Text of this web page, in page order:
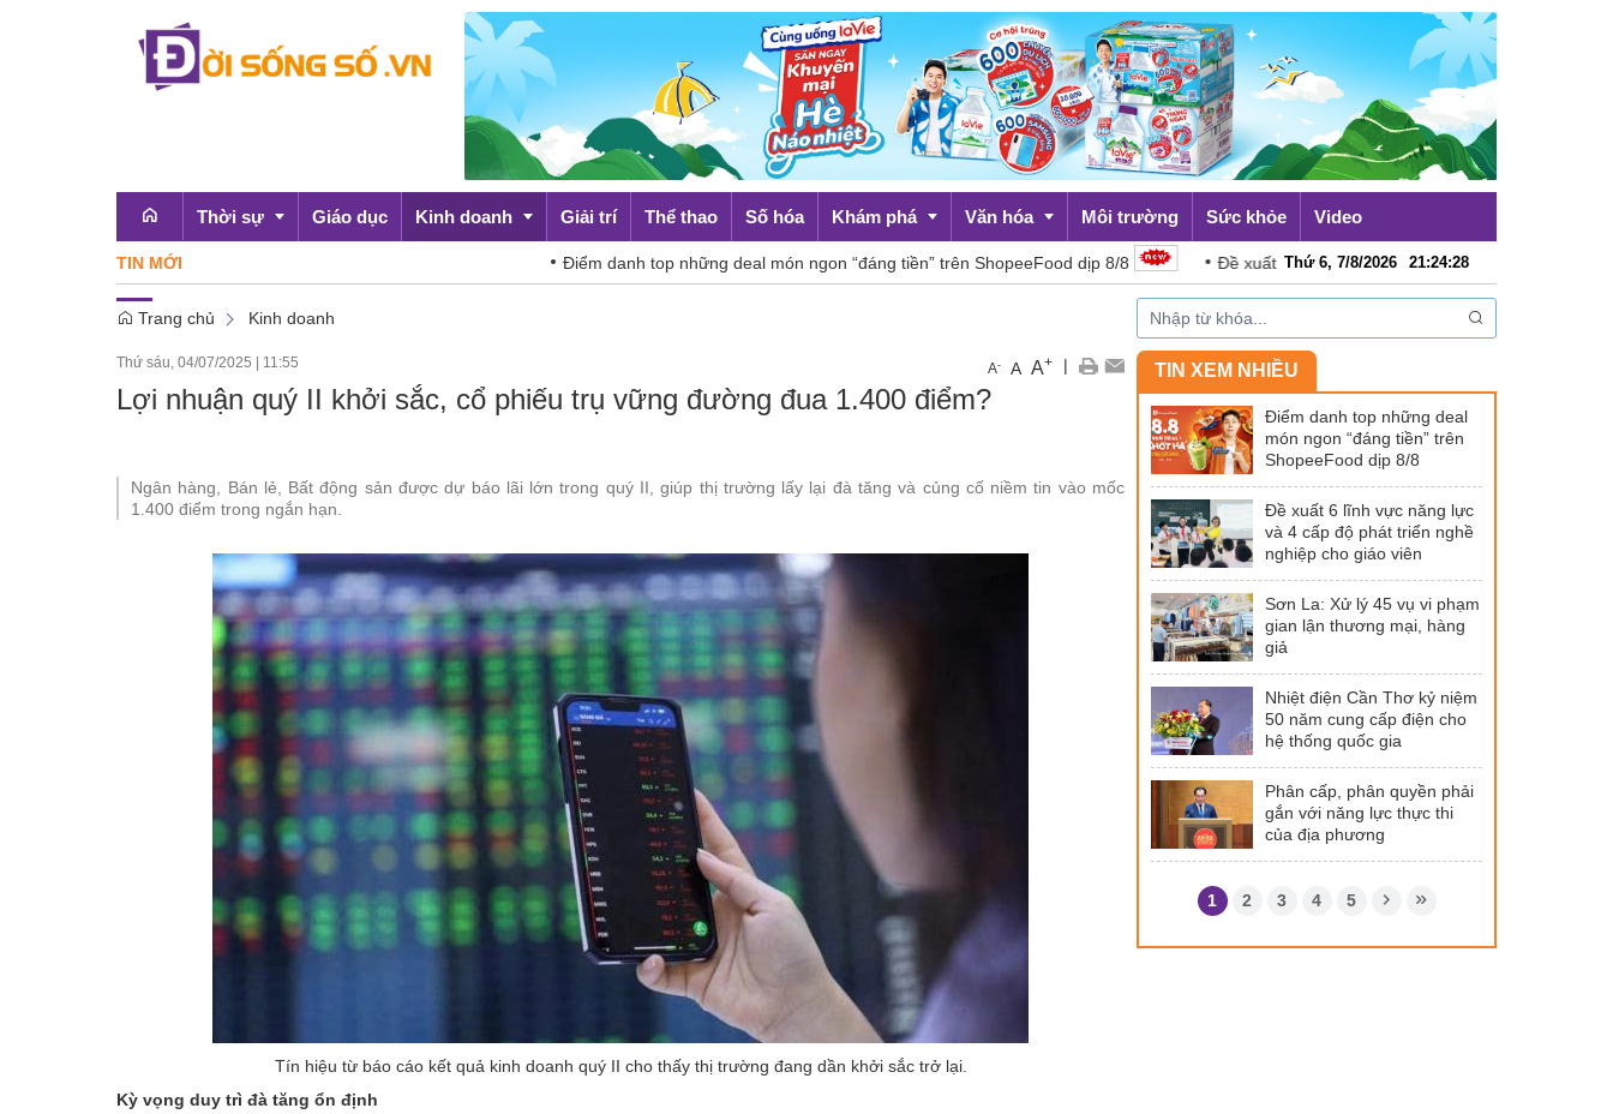
Thời sự
Emagazine
Giáo dục Kinh doanh Giải trí Thể thao Số hóa Khám phá Văn hóa Môi trường Sức khỏe Video
TIN MỚI Điểm danh top những deal món ngon “đáng tiền” trên ShopeeFood dịp 8/8 Đề xuất 6 lĩnh vực năng lực và 4 cấp độ phát triển nghề
Thứ 6, 7/8/2026 21:24:29
Trang chủ Kinh doanh
Thứ sáu, 04/07/2025 11:55 A- A A+ |
Lợi nhuận quý II khởi sắc, cổ phiếu trụ vững đường đua 1.400 điểm?
Ngân hàng, Bán lẻ, Bất động sản được dự báo lãi lớn trong quý II, giúp thị trường lấy lại đà tăng và củng cố niềm tin vào mốc
1.400 điểm trong ngắn hạn.
Tín hiệu từ báo cáo kết quả kinh doanh quý II cho thấy thị trường đang dần khởi sắc trở lại.
Kỳ vọng duy trì đà tăng ổn định
TIN XEM NHIỀU
Điểm danh top những deal
món ngon “đáng tiền” trên
ShopeeFood dịp 8/8
Đề xuất 6 lĩnh vực năng lực
và 4 cấp độ phát triển nghề
nghiệp cho giáo viên
Sơn La: Xử lý 45 vụ vi phạm
gian lận thương mại, hàng
giả
Nhiệt điện Cần Thơ kỷ niệm
50 năm cung cấp điện cho
hệ thống quốc gia
Phân cấp, phân quyền phải
gắn với năng lực thực thi
của địa phương
1 2 3 4 5